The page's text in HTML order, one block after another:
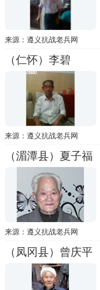
来源：遵义抗战老兵网
（仁怀）李碧
来源：遵义抗战老兵网
（湄潭县）夏子福
来源：遵义抗战老兵网
（凤冈县）曾庆平